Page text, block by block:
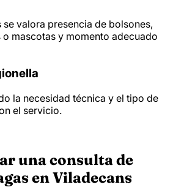
valora presencia de bolsones,
mascotas y momento adecuado
la necesidad técnica y el tipo de
el servicio.
una consulta de
en Viladecans